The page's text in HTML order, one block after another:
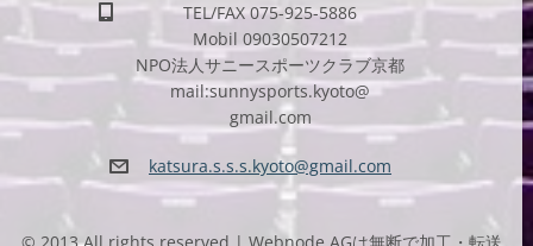
TEL/FAX 075-925-5886
Mobil 09030507212
NPO法人サニースポーツクラブ京都
mail:sunnysports.kyoto@
gmail.com
katsura.s.s.s.kyoto@gmail.com